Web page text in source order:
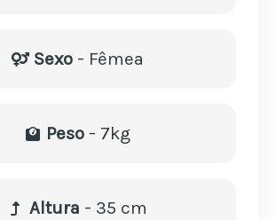
Sexo- Fêmea
Peso - 7kg
Altura - 35 cm